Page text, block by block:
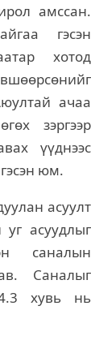
амссан.
гэсэн
хотод
ачаа
зэргээр
үүднээс
юм.
асуулт
асуудлыг
саналын
Саналыг
хувь нь